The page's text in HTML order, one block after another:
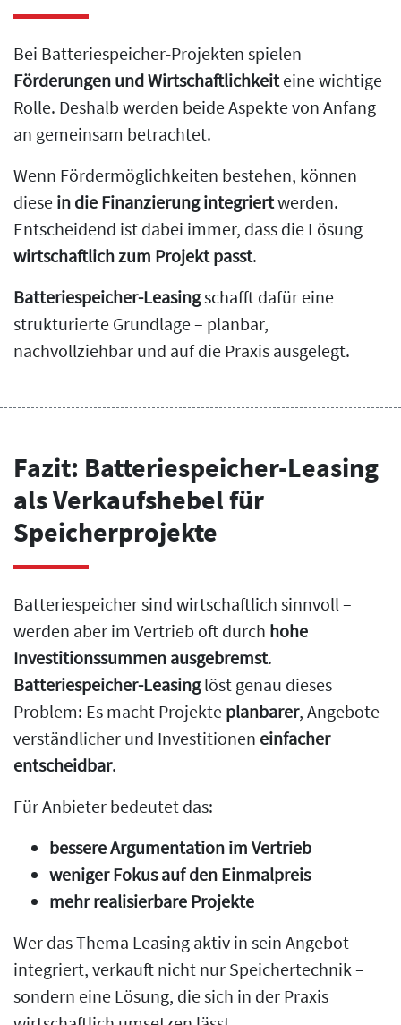
Bei Batteriespeicher-Projekten spielen
Förderungen und Wirtschaftlichkeiteine wichtige
Rolle. Deshalb werden beide Aspekte von Anfang
an gemeinsam betrachtet.
Wenn Fördermöglichkeiten bestehen, können
diese in die Finanzierung integriertwerden.
Entscheidend ist dabei immer, dass die Lösung
wirtschaftlich zum Projekt passt.
Batteriespeicher-Leasingschafft dafür eine
strukturierte Grundlage – planbar,
nachvollziehbar und auf die Praxis ausgelegt.
Fazit: Batteriespeicher-Leasing
als Verkaufshebel für
Speicherprojekte
Batteriespeicher sind wirtschaftlich sinnvoll –
werden aber im Vertrieb oft durch hohe
Investitionssummen ausgebremst.
Batteriespeicher-Leasinglöst genau dieses
Problem: Es macht Projekte planbarer, Angebote
verständlicher und Investitionen einfacher
entscheidbar.
Für Anbieter bedeutet das:
bessere Argumentation im Vertrieb
weniger Fokus auf den Einmalpreis
mehr realisierbare Projekte
Wer das Thema Leasing aktiv in sein Angebot
integriert, verkauft nicht nur Speichertechnik –
sondern eine Lösung, die sich in der Praxis